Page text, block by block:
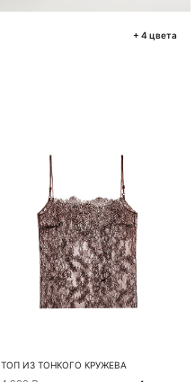
+ 4 цвета
ТОП ИЗ ТОНКОГО КРУЖЕВА